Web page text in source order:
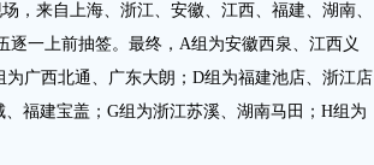
来自上海、浙江、安徽、江西、福建、湖南、
逐一上前抽签。最终，A组为安徽西泉、江西义
广西北通、广东大朗；D组为福建池店、浙江店
福建宝盖；G组为浙江苏溪、湖南马田；H组为